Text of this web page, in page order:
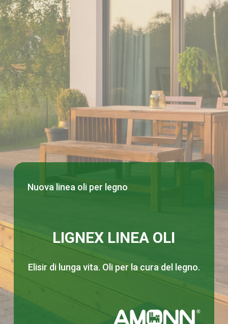
Skip
to
main
content
Nuova linea oli per legno
LIGNEX LINEA OLI
Elisir di lunga vita. Oli per la cura del legno.
Close
Menu